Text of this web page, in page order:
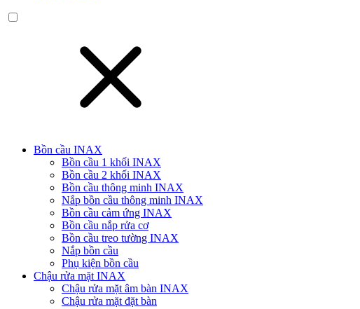
Bồn cầu INAX
Bồn cầu 1 khối INAX
Bồn cầu 2 khối INAX
Bồn cầu thông minh INAX
Nắp bồn cầu thông minh INAX
Bồn cầu cảm ứng INAX
Bồn cầu nắp rửa cơ
Bồn cầu treo tường INAX
Nắp bồn cầu
Phụ kiện bồn cầu
Chậu rửa mặt INAX
Chậu rửa mặt âm bàn INAX
Chậu rửa mặt đặt bàn